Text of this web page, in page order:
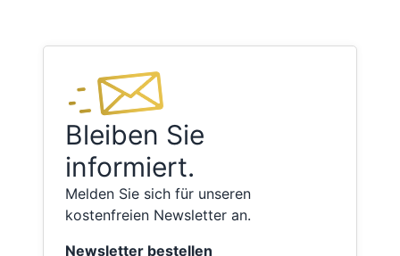
Bleiben Sie
informiert.
Melden Sie sich für unseren
kostenfreien Newsletter an.